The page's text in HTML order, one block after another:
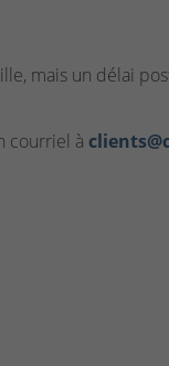
mais un délai
courriel à